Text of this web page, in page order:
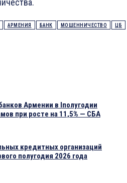
АРМЕНИЯ БАНК МОШЕННИЧЕСТВО ЦБ
Армении в Iполугодии
при росте на 11,5% — СБА
кредитных организаций
полугодия 2026 года